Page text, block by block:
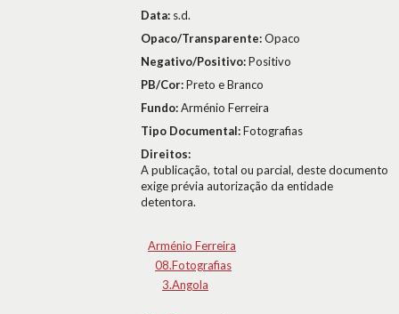
Data: s.d.
Opaco/Transparente:Opaco
Negativo/Positivo:Positivo
PB/Cor:Preto e Branco
Fundo:Arménio Ferreira
Tipo Documental:Fotografias
Direitos:
A publicação, total ou parcial, deste documento
exige prévia autorização da entidade
detentora.
Arménio Ferreira
08.Fotografias
3.Angola